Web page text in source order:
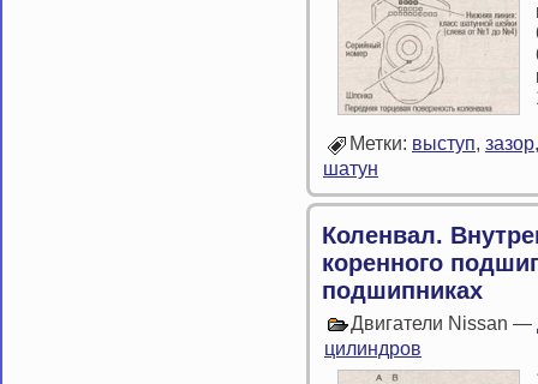
Метки: выступ, зазор
шатун
Коленвал.
коренного
подшипниках
Двигатели Nissan —
цилиндров